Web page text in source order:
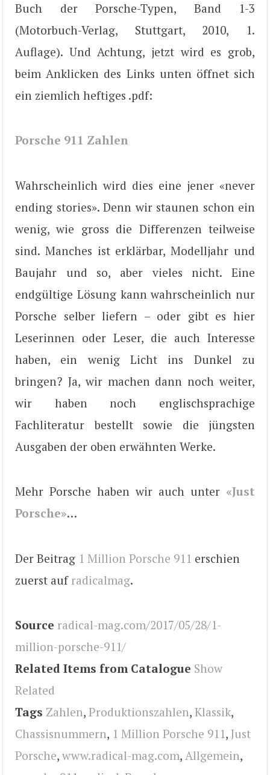
Buch der Porsche-Typen, Band 1-3
(Motorbuch-Verlag, Stuttgart, 2010, 1.
Auflage). Und Achtung, jetzt wird es grob,
beim Anklicken des Links unten öffnet sich
ein ziemlich heftiges .pdf:
Porsche 911 Zahlen
Wahrscheinlich wird dies eine jener «never
ending stories». Denn wir staunen schon ein
wenig, wie gross die Differenzen teilweise
sind. Manches ist erklärbar, Modelljahr und
Baujahr und so, aber vieles nicht. Eine
endgültige Lösung kann wahrscheinlich nur
Porsche selber liefern – oder gibt es hier
Leserinnen oder Leser, die auch Interesse
haben, ein wenig Licht ins Dunkel zu
bringen? Ja, wir machen dann noch weiter,
wir haben noch englischsprachige
Fachliteratur bestellt sowie die jüngsten
Ausgaben der oben erwähnten Werke.
Mehr Porsche haben wir auch unter «Just
Porsche»…
Der Beitrag 1 Million Porsche 911 erschien
zuerst auf radicalmag.
Source radical-mag.com/2017/05/28/1-
million-porsche-911/
Related Items from Catalogue Show
Related
Tags Zahlen, Produktionszahlen, Klassik,
Chassisnummern, 1 Million Porsche 911, Just
Porsche, www.radical-mag.com, Allgemein,